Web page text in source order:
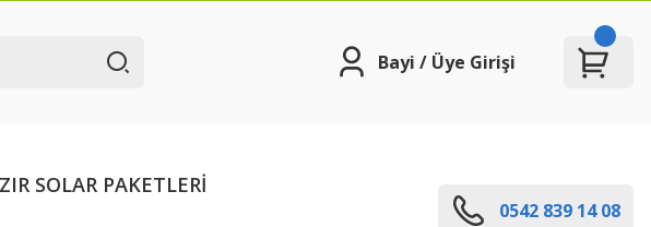
Bayi / Üye Girişi
SOLAR PAKETLERİ
0542 839 14 08